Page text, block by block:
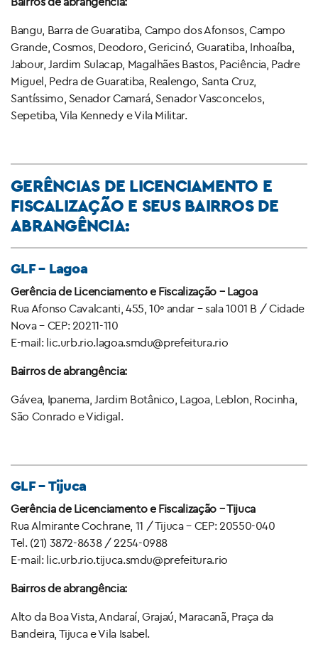
Bangu, Barra de Guaratiba, Campo dos Afonsos, Campo
Grande, Cosmos, Deodoro, Gericinó, Guaratiba, Inhoaíba,
Jabour, Jardim Sulacap, Magalhães Bastos, Paciência, Padre
Miguel, Pedra de Guaratiba, Realengo, Santa Cruz,
Santíssimo, Senador Camará, Senador Vasconcelos,
Sepetiba, Vila Kennedy e Vila Militar.
GERÊNCIAS DE LICENCIAMENTO E
FISCALIZAÇÃO E SEUS BAIRROS DE
ABRANGÊNCIA:
GLF – Lagoa
Gerência de Licenciamento e Fiscalização – Lagoa
Rua Afonso Cavalcanti, 455, 10º andar – sala 1001 B / Cidade
Nova – CEP: 20211-110
E-mail: lic.urb.rio.lagoa.smdu@prefeitura.rio
Bairros de abrangência:
Gávea, Ipanema, Jardim Botânico, Lagoa, Leblon, Rocinha,
São Conrado e Vidigal.
GLF – Tijuca
Gerência de Licenciamento e Fiscalização – Tijuca
Rua Almirante Cochrane, 11 / Tijuca – CEP: 20550-040
Tel. (21) 3872-8638 / 2254-0988
E-mail: lic.urb.rio.tijuca.smdu@prefeitura.rio
Bairros de abrangência:
Alto da Boa Vista, Andaraí, Grajaú, Maracanã, Praça da
Bandeira, Tijuca e Vila Isabel.